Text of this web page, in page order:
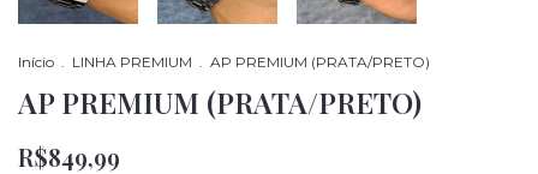
Início . LINHA PREMIUM . AP PREMIUM (PRATA/PRETO)
AP PREMIUM (PRATA/PRETO)
R$849,99